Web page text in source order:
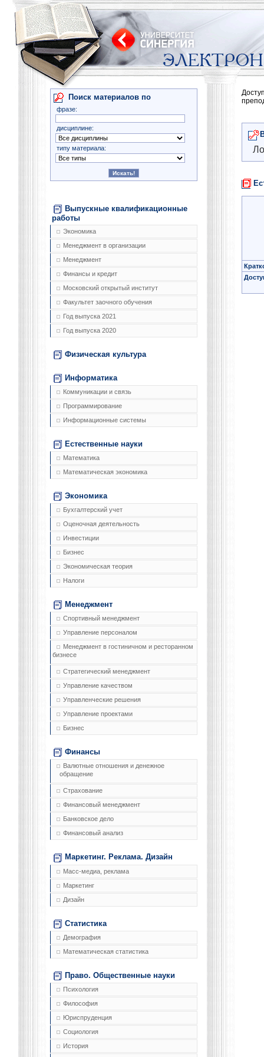
Поиск материалов по
фразе:
дисциплине:
типу материала:
Выпускные квалификационные
работы
Экономика
Менеджмент в организации
Менеджмент
Финансы и кредит
Московский открытый институт
Факультет заочного обучения
Год выпуска 2021
Год выпуска 2020
Физическая культура
Информатика
Коммуникации и связь
Программирование
Информационные системы
Естественные науки
Математика
Математическая экономика
Экономика
Бухгалтерский учет
Оценочная деятельность
Инвестиции
Бизнес
Экономическая теория
Налоги
Менеджмент
Спортивный менеджмент
Управление персоналом
Менеджмент в гостиничном и ресторанном
бизнесе
Стратегический менеджмент
Управление качеством
Управленческие решения
Управление проектами
Бизнес
Финансы
Валютные отношения и денежное
обращение
Страхование
Финансовый менеджмент
Банковское дело
Финансовый анализ
Маркетинг. Реклама. Дизайн
Масс-медиа, реклама
Маркетинг
Дизайн
Статистика
Демография
Математическая статистика
Право. Общественные науки
Психология
Философия
Юриспруденция
Социология
История